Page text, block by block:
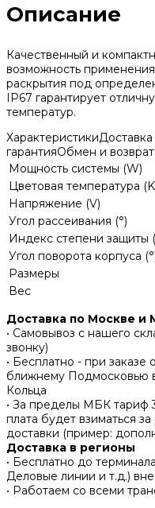
Описание
Качественный и
возможность применения
раскрытия под
IP67 гарантирует
температур.
Характеристики
гарантияОбмен и возврат
Мощность системы (W)
Цветовая температура
Напряжение (V)
Угол рассеивания (°)
Индекс степени защиты
Угол поворота корпуса
Размеры
Вес
Доставка по Москве и
• Самовывоз с нашего
звонку)
• Бесплатно - при
ближнему Подмосковью
Кольца
• За пределы МБК тариф
плата будет взиматься
доставки (пример:
Доставка в регионы
• Бесплатно до
Деловые линии и т.д.)
• Работаем со всеми